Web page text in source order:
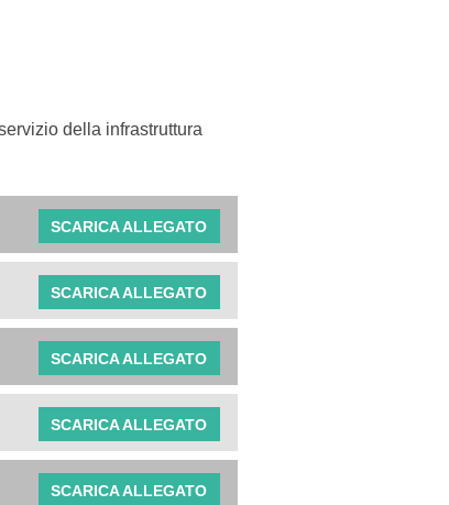
della infrastruttura
SCARICA ALLEGATO
SCARICA ALLEGATO
SCARICA ALLEGATO
SCARICA ALLEGATO
SCARICA ALLEGATO